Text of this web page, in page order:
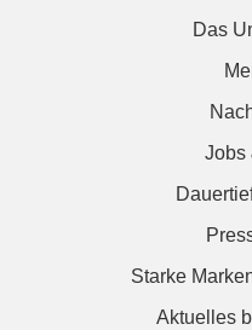
Das
Jobs
Starke
Aktuelles